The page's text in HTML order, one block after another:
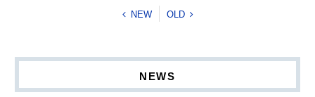
NEW OLD
NEWS